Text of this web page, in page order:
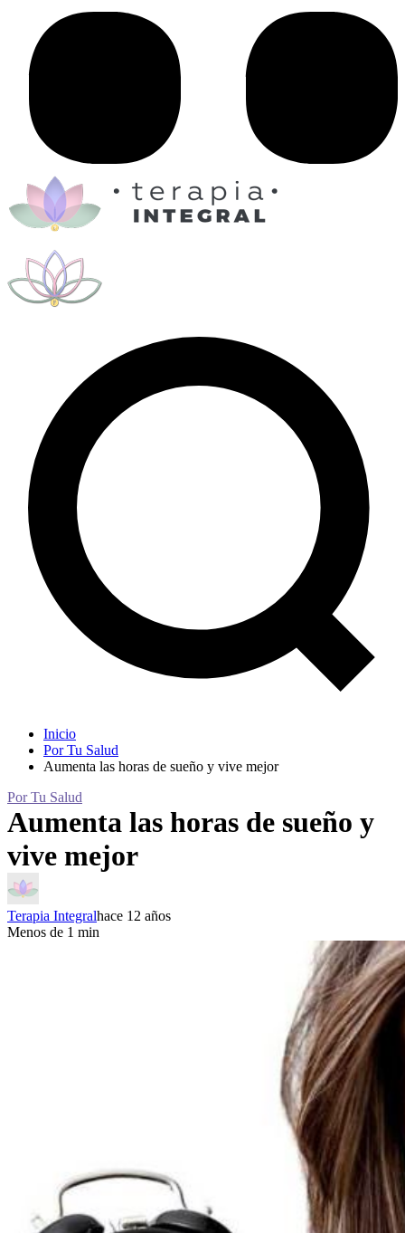
Inicio
Por Tu Salud
Aumenta las horas de sueño y vive mejor
Por Tu Salud
Aumenta las horas de sueño y
vive mejor
Terapia Integralhace 12 años
Menos de 1 min